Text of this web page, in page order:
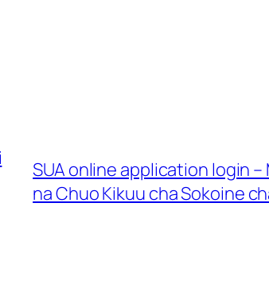
SUA online application login
na Chuo Kikuu cha Sokoine